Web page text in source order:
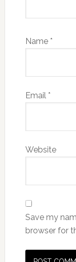
Name *
Email *
Website
Save my
browser for